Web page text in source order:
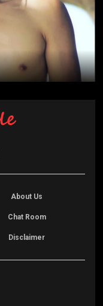
About Us
Chat Room
Disclaimer